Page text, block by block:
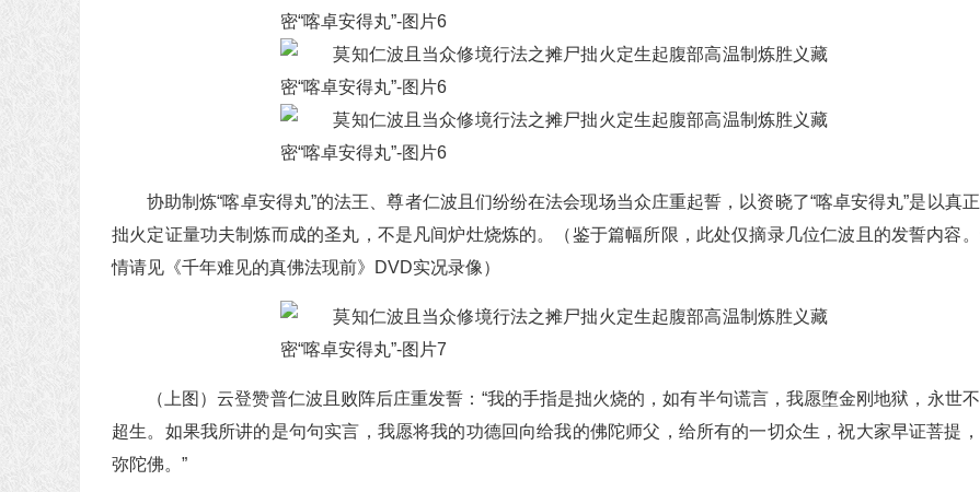
协助制炼“喀卓安得丸”的法王、尊者仁波且们纷纷在法会现场当众庄重起誓，以资晓了“喀卓安得丸”是以真
拙火定证量功夫制炼而成的圣丸，不是凡间炉灶烧炼的。（鉴于篇幅所限，此处仅摘录几位仁波且的发誓内容
情请见《千年难见的真佛法现前》DVD实况录像）
（上图）云登赞普仁波且败阵后庄重发誓：“我的手指是拙火烧的，如有半句谎言，我愿堕金刚地狱，永世
超生。如果我所讲的是句句实言，我愿将我的功德回向给我的佛陀师父，给所有的一切众生，祝大家早证菩提
弥陀佛。”